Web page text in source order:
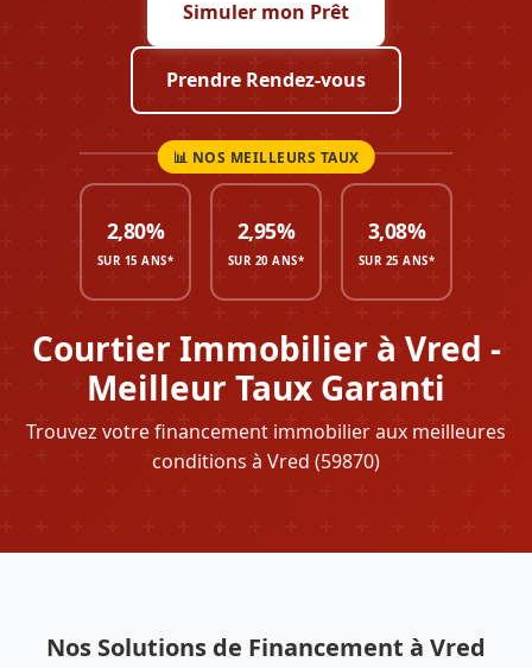
Courtier Immobilier à Vred -
Meilleur Taux Garanti
Trouvez votre financement immobilier aux meilleures
conditions à Vred (59870)
Simuler mon Prêt
Prendre Rendez-vous
2,80%
SUR 15 ANS*
2,95%
SUR 20 ANS*
3,08%
SUR 25 ANS*
Nos Solutions de Financement à Vred